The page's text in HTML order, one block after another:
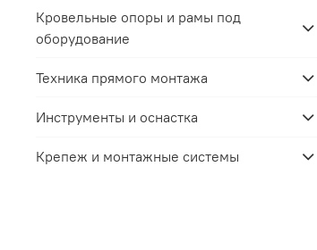
Кровельные опоры и рамы под
оборудование
Техника прямого монтажа
Инструменты и оснастка
Крепеж и монтажные системы